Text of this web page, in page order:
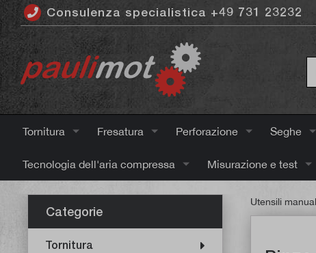
principale
Consulenza specialistica +49 731 23232
Tornitura Fresatura Perforazione Seghe
Tecnologia dell'aria compressa Misurazione e test
Categorie
Tornitura
Utensili